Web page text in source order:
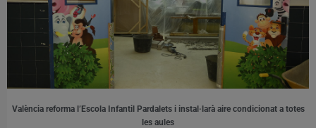
València reforma l’Escola Infantil Pardalets i instal·larà aire condicionat a totes
les aules